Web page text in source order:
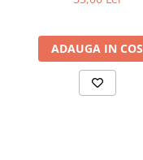
ADAUGA IN COS